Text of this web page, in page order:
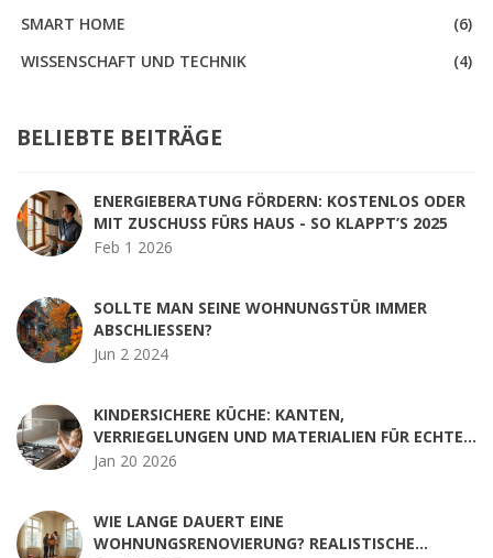
SMART HOME
(6)
WISSENSCHAFT UND TECHNIK
(4)
BELIEBTE BEITRÄGE
ENERGIEBERATUNG FÖRDERN: KOSTENLOS ODER
MIT ZUSCHUSS FÜRS HAUS - SO KLAPPT’S 2025
Feb 1 2026
SOLLTE MAN SEINE WOHNUNGSTÜR IMMER
ABSCHLIESSEN?
Jun 2 2024
KINDERSICHERE KÜCHE: KANTEN,
VERRIEGELUNGEN UND MATERIALIEN FÜR ECHTEN
SCHUTZ
Jan 20 2026
WIE LANGE DAUERT EINE
WOHNUNGSRENOVIERUNG? REALISTISCHE